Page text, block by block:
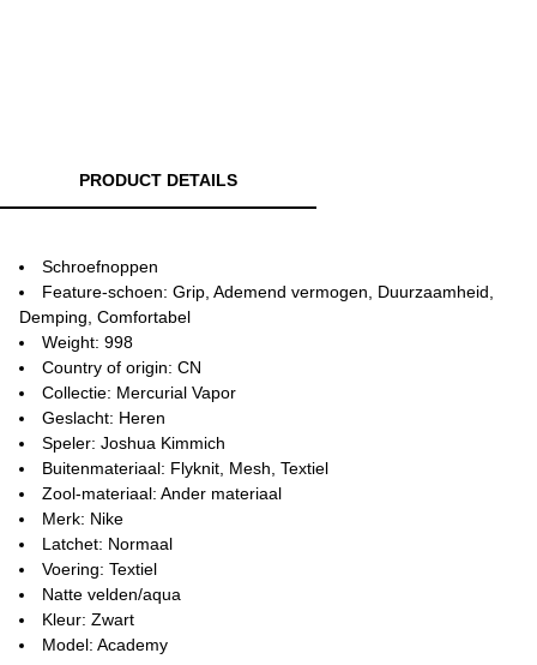
PRODUCT DETAILS
Schroefnoppen
Feature-schoen: Grip, Ademend vermogen, Duurzaamheid,
Demping, Comfortabel
Weight: 998
Country of origin: CN
Collectie: Mercurial Vapor
Geslacht: Heren
Speler: Joshua Kimmich
Buitenmateriaal: Flyknit, Mesh, Textiel
Zool-materiaal: Ander materiaal
Merk: Nike
Latchet: Normaal
Voering: Textiel
Natte velden/aqua
Kleur: Zwart
Model: Academy